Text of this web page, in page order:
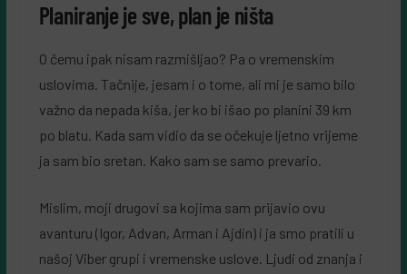
Planiranje je sve, plan je ništa
O čemu ipak nisam razmišljao? Pa o vremenskim
uslovima. Tačnije, jesam i o tome, ali mi je samo bilo
važno da nepada kiša, jer ko bi išao po planini 39 km
po blatu. Kada sam vidio da se očekuje ljetno vrijeme
ja sam bio sretan. Kako sam se samo prevario.
Mislim, moji drugovi sa kojima sam prijavio ovu
avanturu (Igor, Advan, Arman i Ajdin) i ja smo pratili u
našoj Viber grupi i vremenske uslove. Ljudi od znanja i